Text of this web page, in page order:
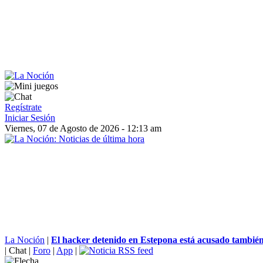
Regístrate
Iniciar Sesión
Viernes, 07 de Agosto de 2026 - 12:13 am
La Noción | El hacker detenido en Estepona está acusado
| Chat | Foro | App |